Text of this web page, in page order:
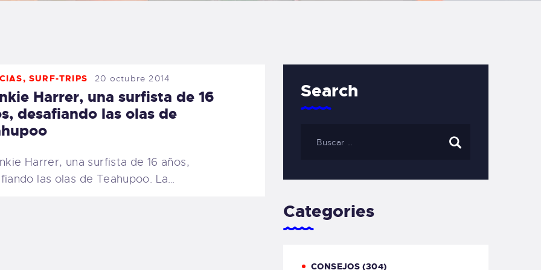
CARRITO
FAMILY
,SURF-TRIPS 20 octubre 2014
Harrer, una surfista de 16
desafiando las olas de
Harrer, una surfista de 16 años,
las olas de Teahupoo. La…
Search
Categories
CONSEJOS (304)